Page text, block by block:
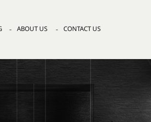
ABOUT US CONTACT US